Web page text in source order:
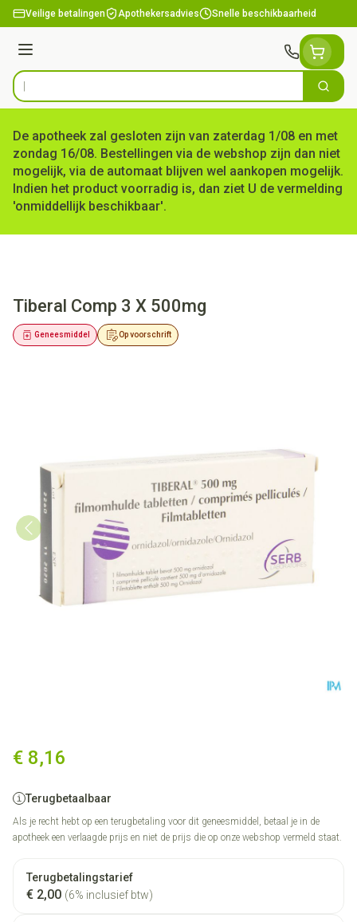
Ga naar de inhoud
Veilige betalingen Apothekersadvies Snelle beschikbaarheid
Menu
Product, merk, categorie... Zoek
De apotheek zal gesloten zijn van zaterdag 1/08 en met
zondag 16/08. Bestellingen via de webshop zijn dan niet
mogelijk, via de automaat blijven wel aankopen mogelijk.
Indien het product voorradig is, dan ziet U de vermelding
'onmiddellijk beschikbaar'.
Tiberal Comp 3 X 500mg
Op voorschrift
Geneesmiddel
€ 8,16
Terugbetaalbaar
Als je recht hebt op een terugbetaling voor dit geneesmiddel, betaal je in de
apotheek een verlaagde prijs en niet de prijs die op onze webshop vermeld staat.
Terugbetalingstarief
€ 2,00 (6% inclusief btw)